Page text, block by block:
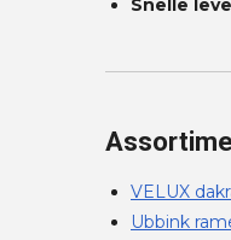
Snelle
VELUX
Ubbink